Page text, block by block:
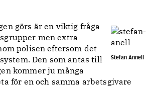
Stefan Annell
görs är en viktig fråga
men extra
polisen eftersom det
Den som antas till
kommer ju många
för en och samma arbetsgivare